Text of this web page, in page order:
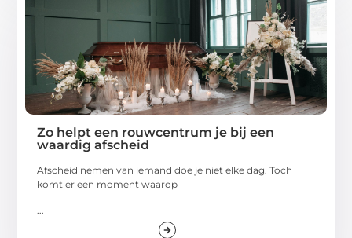
Zo helpt een rouwcentrum je bij een
waardig afscheid
Afscheid nemen van iemand doe je niet elke dag. Toch
komt er een moment waarop